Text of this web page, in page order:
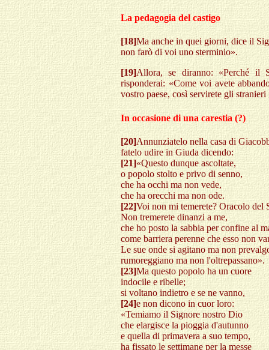
La pedagogia del castigo
[18]Ma anche in quei giorni, dice il
non farò di voi uno sterminio».
[19]Allora, se diranno: «Perché il
risponderai: «Come voi avete
vostro paese, così servirete gli
In occasione di una carestia (?)
[20]Annunziatelo nella casa di
fatelo udire in Giuda dicendo:
[21]«Questo dunque ascoltate,
o popolo stolto e privo di senno,
che ha occhi ma non vede,
che ha orecchi ma non ode.
[22]Voi non mi temerete? Oracolo del
Non tremerete dinanzi a me,
che ho posto la sabbia per confine al
come barriera perenne che esso non
Le sue onde si agitano ma non
rumoreggiano ma non l'oltrepassano».
[23]Ma questo popolo ha un cuore
indocile e ribelle;
si voltano indietro e se ne vanno,
[24]e non dicono in cuor loro:
«Temiamo il Signore nostro Dio
che elargisce la pioggia d'autunno
e quella di primavera a suo tempo,
ha fissato le settimane per la messe